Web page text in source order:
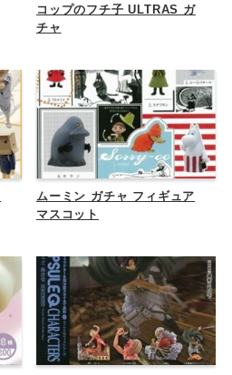
コップのフチ子 ULTRAS ガ
チャ
ムーミン ガチャ フィギュア
マスコット